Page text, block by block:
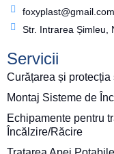
foxyplast@gmail.com
Str. Intrarea Șimleu,
Servicii
Curățarea și
Montaj Sisteme de
Echipamente pentru
Încălzire/Răcire